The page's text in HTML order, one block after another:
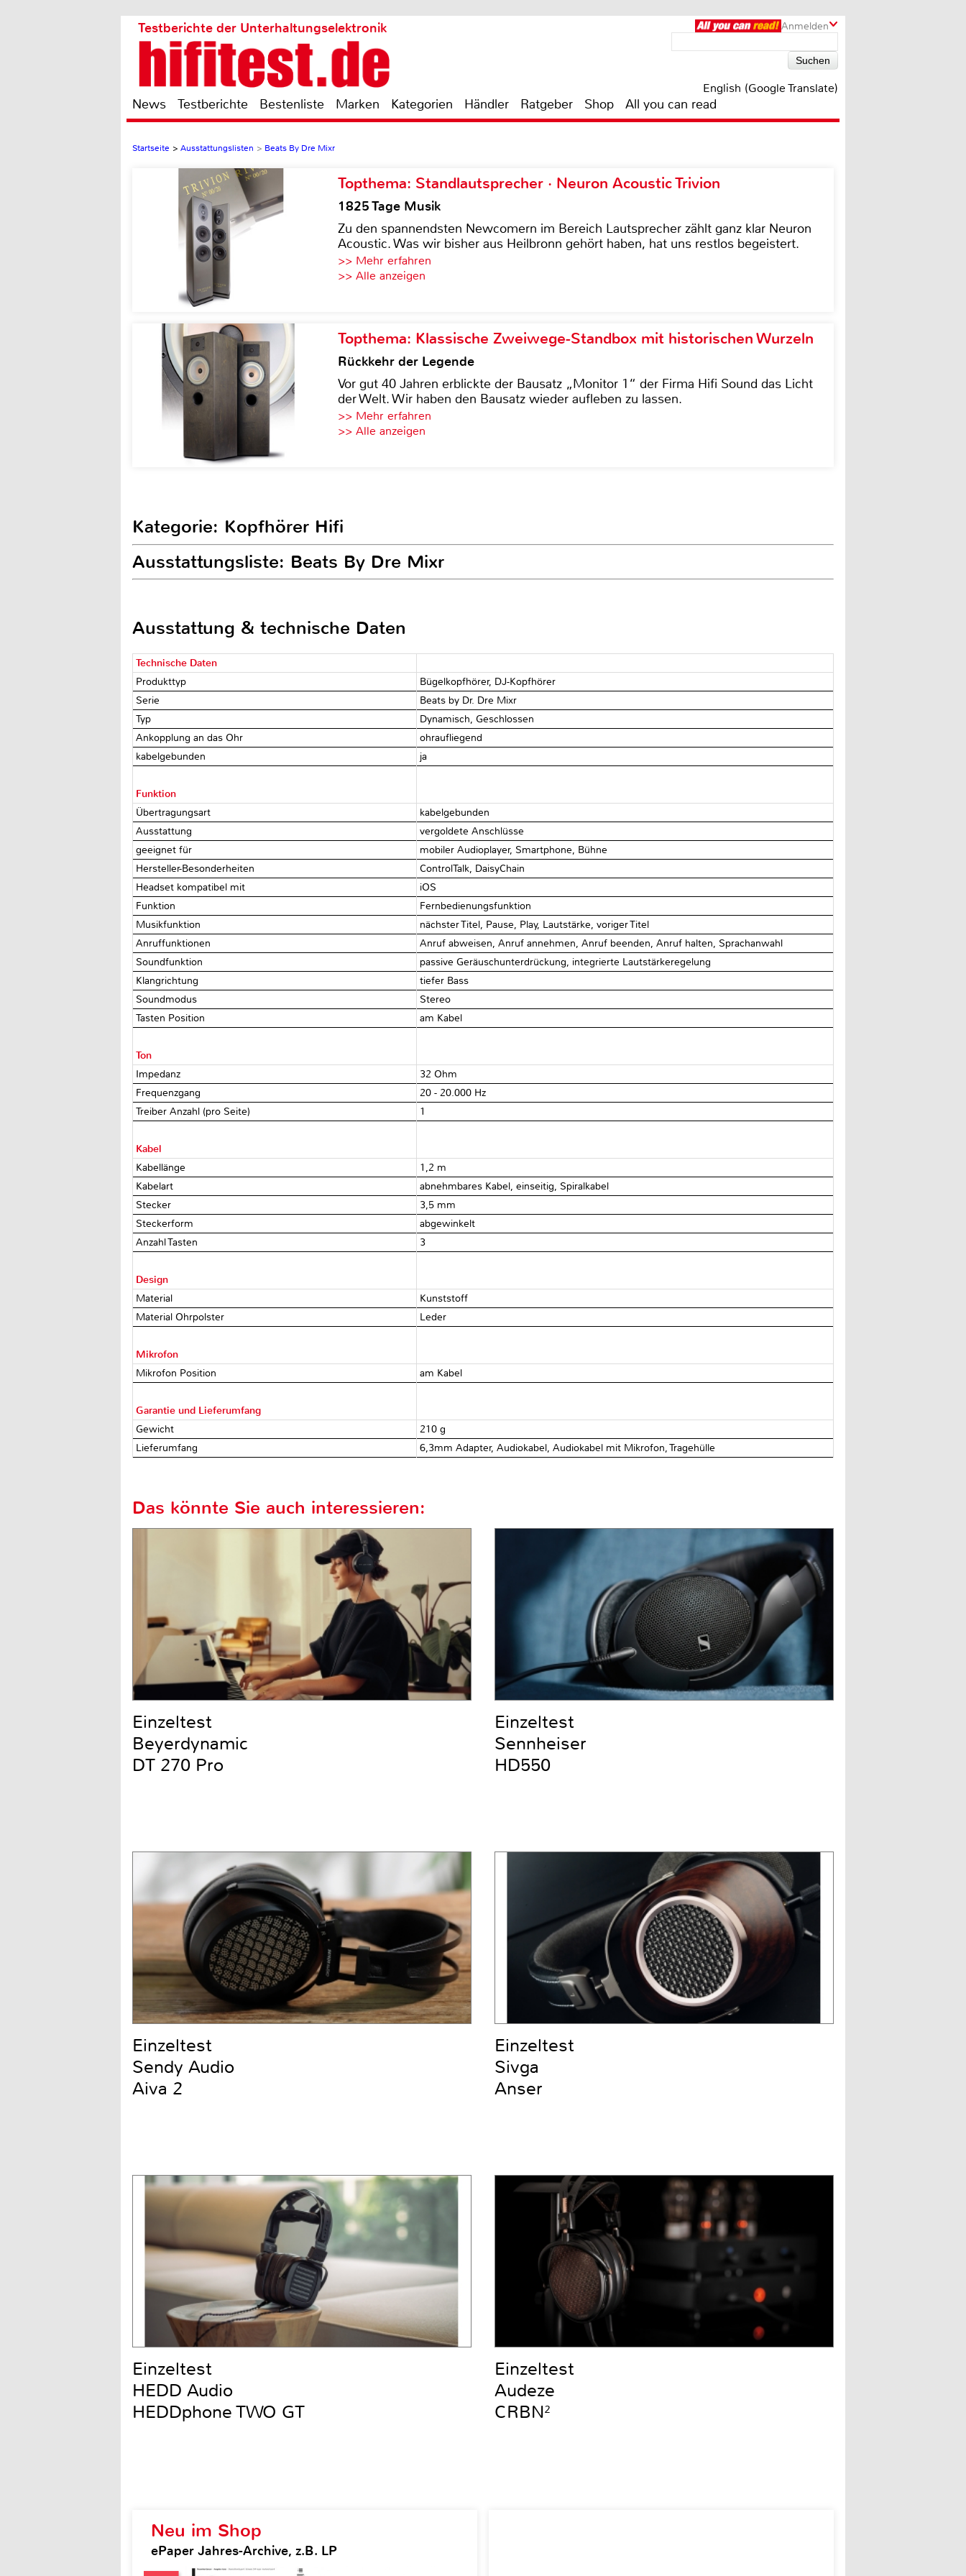
Anmelden
Testberichte der Unterhaltungselektronik
English (Google Translate)
News Testberichte Bestenliste Marken Kategorien Händler Ratgeber Shop All you can read
Startseite > Ausstattungslisten > Beats By Dre Mixr
Topthema: Standlautsprecher · Neuron Acoustic Trivion
1825 Tage Musik
Zu den spannendsten Newcomern im Bereich Lautsprecher zählt ganz klar Neuron
Acoustic. Was wir bisher aus Heilbronn gehört haben, hat uns restlos begeistert.
>> Mehr erfahren
>> Alle anzeigen
Topthema: Klassische Zweiwege-Standbox mit historischen Wurzeln
Rückkehr der Legende
Vor gut 40 Jahren erblickte der Bausatz „Monitor 1“ der Firma Hifi Sound das Licht
der Welt. Wir haben den Bausatz wieder aufleben zu lassen.
>> Mehr erfahren
>> Alle anzeigen
Kategorie: Kopfhörer Hifi
Ausstattungsliste: Beats By Dre Mixr
Ausstattung & technische Daten
Technische Daten
Produkttyp
Bügelkopfhörer, DJ-Kopfhörer
Serie
Beats by Dr. Dre Mixr
Typ
Dynamisch, Geschlossen
Ankopplung an das Ohr
ohraufliegend
kabelgebunden
ja
Funktion
Übertragungsart
kabelgebunden
Ausstattung
vergoldete Anschlüsse
geeignet für
mobiler Audioplayer, Smartphone, Bühne
Hersteller-Besonderheiten
ControlTalk, DaisyChain
Headset kompatibel mit
iOS
Funktion
Fernbedienungsfunktion
Musikfunktion
nächster Titel, Pause, Play, Lautstärke, voriger Titel
Anruffunktionen
Anruf abweisen, Anruf annehmen, Anruf beenden, Anruf halten, Sprachanwahl
Soundfunktion
passive Geräuschunterdrückung, integrierte Lautstärkeregelung
Klangrichtung
tiefer Bass
Soundmodus
Stereo
Tasten Position
am Kabel
Ton
Impedanz
32 Ohm
Frequenzgang
20 - 20.000 Hz
Treiber Anzahl (pro Seite)
1
Kabel
Kabellänge
1,2 m
Kabelart
abnehmbares Kabel, einseitig, Spiralkabel
Stecker
3,5 mm
Steckerform
abgewinkelt
Anzahl Tasten
3
Design
Material
Kunststoff
Material Ohrpolster
Leder
Mikrofon
Mikrofon Position
am Kabel
Garantie und Lieferumfang
Gewicht
210 g
Lieferumfang
6,3mm Adapter, Audiokabel, Audiokabel mit Mikrofon, Tragehülle
Neu im Shop
ePaper Jahres-Archive, z.B. LP
Das könnte Sie auch interessieren:
Einzeltest
Beyerdynamic
DT 270 Pro
Einzeltest
Sennheiser
HD550
Einzeltest
Sendy Audio
Aiva 2
Einzeltest
Sivga
Anser
Einzeltest
HEDD Audio
HEDDphone TWO GT
Einzeltest
Audeze
CRBN²